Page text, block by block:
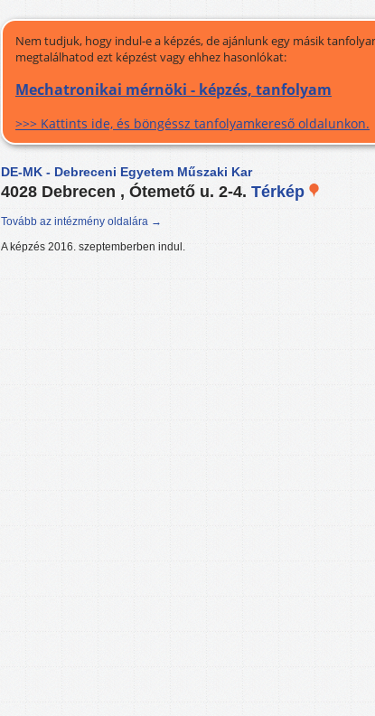
Nem tudjuk, hogy indul-e a képzés, de ajánlunk egy másik
megtalálhatod ezt képzést vagy ehhez hasonlókat:
Mechatronikai mérnöki - képzés, tanfolyam
>>> Kattints ide, és böngéssz tanfolyamkereső oldalunkon.
DE-MK - Debreceni Egyetem Műszaki Kar
4028 Debrecen , Ótemető u. 2-4. Térkép
Tovább az intézmény oldalára →
A képzés 2016. szeptemberben indul.